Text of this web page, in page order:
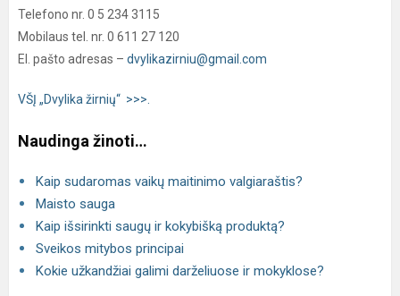
Telefono nr. 0 5 234 3115
Mobilaus tel. nr. 0 611 27 120
El. pašto adresas – dvylikazirniu@gmail.com
VŠĮ „Dvylika žirnių“ >>>.
Naudinga žinoti…
Kaip sudaromas vaikų maitinimo valgiaraštis?
Maisto sauga
Kaip išsirinkti saugų ir kokybišką produktą?
Sveikos mitybos principai
Kokie užkandžiai galimi darželiuose ir mokyklose?